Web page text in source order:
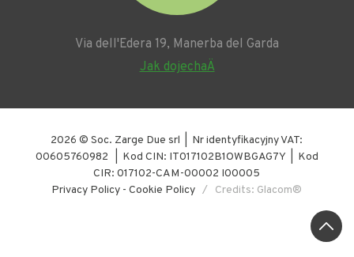
Via dell'Edera 19, Manerba del Garda
Jak dojechaÄ
2026 © Soc. Zarge Due srl | Nr identyfikacyjny VAT:
00605760982 | Kod CIN: IT017102B1OWBGAG7Y | Kod
CIR: 017102-CAM-00002 I00005
Privacy Policy -Cookie Policy / Credits: Glacom®